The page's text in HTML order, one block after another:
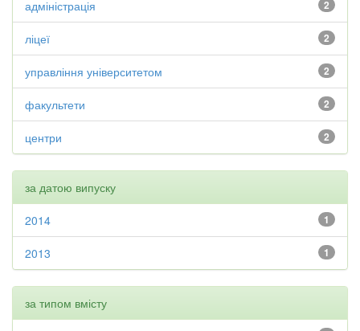
2
адміністрація
2
ліцеї
2
управління університетом
2
факультети
2
центри
за датою випуску
1
2014
1
2013
за типом вмісту